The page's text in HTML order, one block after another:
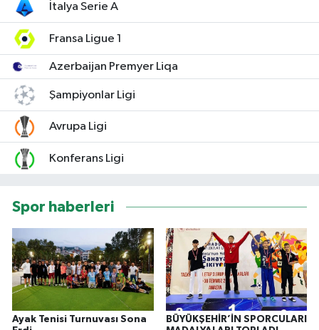
İtalya Serie A
Fransa Ligue 1
Azerbaijan Premyer Liqa
Şampiyonlar Ligi
Avrupa Ligi
Konferans Ligi
Spor haberleri
Ayak Tenisi Turnuvası Sona
BÜYÜKŞEHİR’İN SPORCULARI